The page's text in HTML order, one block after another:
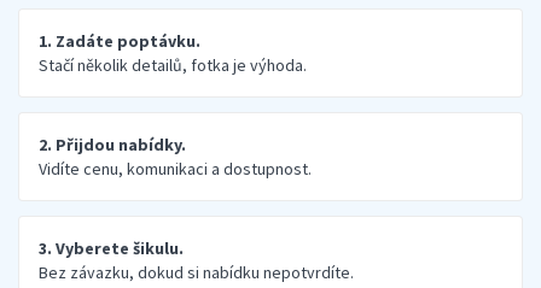
1. Zadáte poptávku.
Stačí několik detailů, fotka je výhoda.
2. Přijdou nabídky.
Vidíte cenu, komunikaci a dostupnost.
3. Vyberete šikulu.
Bez závazku, dokud si nabídku nepotvrdíte.